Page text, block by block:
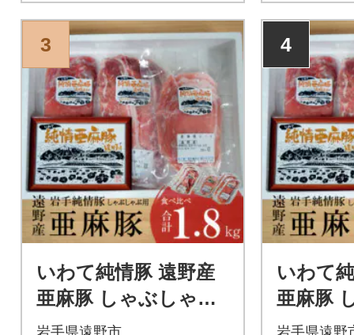
3
いわて純情豚 遠野産
亜麻豚 しゃぶしゃぶ
用 食べ比べ 合計1.8k
岩手県遠野市
4
いわて
亜麻豚
用 食べ
岩手県遠野